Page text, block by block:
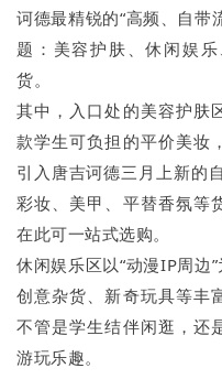
诃德最精锐的“高频、自带
题：美容护肤、休闲娱
货。
其中，入口处的美容护肤
款学生可负担的平价美妆
引入唐吉诃德三月上新的
彩妆、美甲、平替香氛等
在此可一站式选购。
休闲娱乐区以“动漫IP周边
创意杂货、新奇玩具等丰
不管是学生结伴闲逛，还
游玩乐趣。